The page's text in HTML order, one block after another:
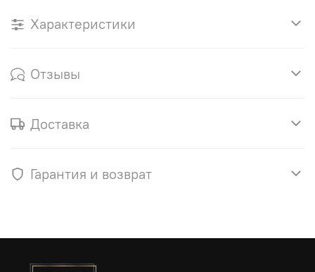
Характеристики
Отзывы
Доставка
Гарантия и возврат